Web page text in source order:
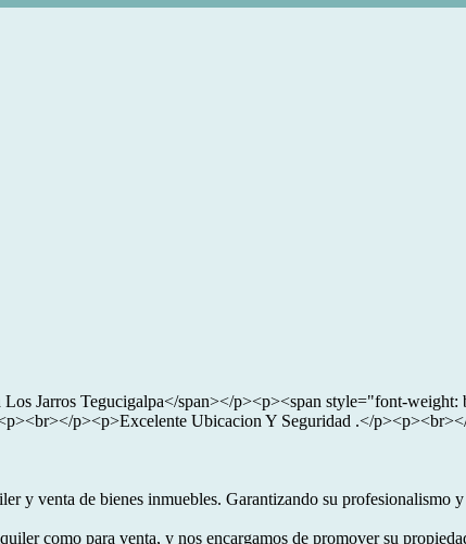
Jarros Tegucigalpa</span></p><p><span style="font-
p><p>Excelente Ubicacion Y Seguridad .</
y venta de bienes inmuebles. Garantizando su profesionalismo
como para venta, y nos encargamos de promover su